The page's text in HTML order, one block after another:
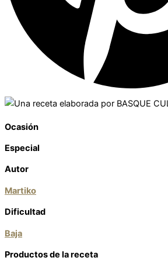
Ocasión
Especial
Autor
Martiko
Dificultad
Baja
Productos de la receta